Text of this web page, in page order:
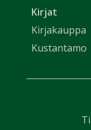
Kirjat
Kirjakauppa
Kustantamo